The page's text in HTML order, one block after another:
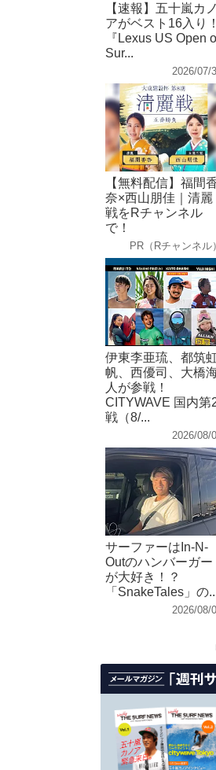
【速報】五十嵐カノ
アがベスト16入り！
『Lexus US Open
Sur...
2026/07/
【無料配信】福間
奈×西山朋佳｜清麗
戦をRチャンネル
で！
PR（Rチャンネル）
伊東李亜琉、都筑
帆、西優司、大橋
人が参戦！
CITYWAVE 国内第
戦（8/...
2026/08/
サーファーはIn-N-
Outのハンバーガー
が大好き！？
「SnakeTales」の
2026/08/